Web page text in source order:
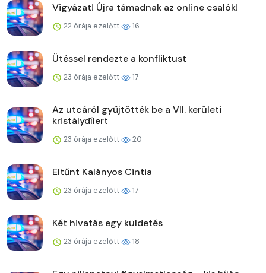
Vigyázat! Újra támadnak az online csalók!
22 órája ezelőtt 16
Ütéssel rendezte a konfliktust
23 órája ezelőtt 17
Az utcáról gyűjtötték be a VII. kerületi
kristálydílert
23 órája ezelőtt 20
Eltűnt Kalányos Cintia
23 órája ezelőtt 17
Két hivatás egy küldetés
23 órája ezelőtt 18